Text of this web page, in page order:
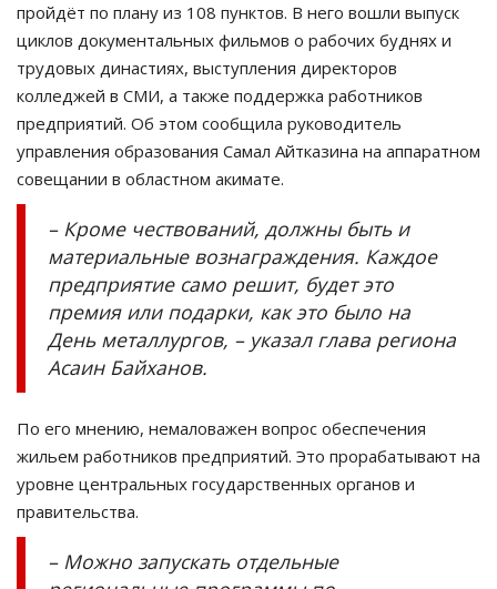
Қазақша Русский
пройдёт по плану из 108 пунктов. В него вошли выпуск
циклов документальных фильмов о рабочих буднях и
трудовых династиях, выступления директоров
колледжей в СМИ, а также поддержка работников
предприятий. Об этом сообщила руководитель
управления образования Самал Айтказина на аппаратном
совещании в областном акимате.
– Кроме чествований, должны быть и
материальные вознаграждения. Каждое
предприятие само решит, будет это
премия или подарки, как это было на
День металлургов, – указал глава региона
Асаин Байханов.
По его мнению, немаловажен вопрос обеспечения
жильем работников предприятий. Это прорабатывают на
уровне центральных государственных органов и
правительства.
– Можно запускать отдельные